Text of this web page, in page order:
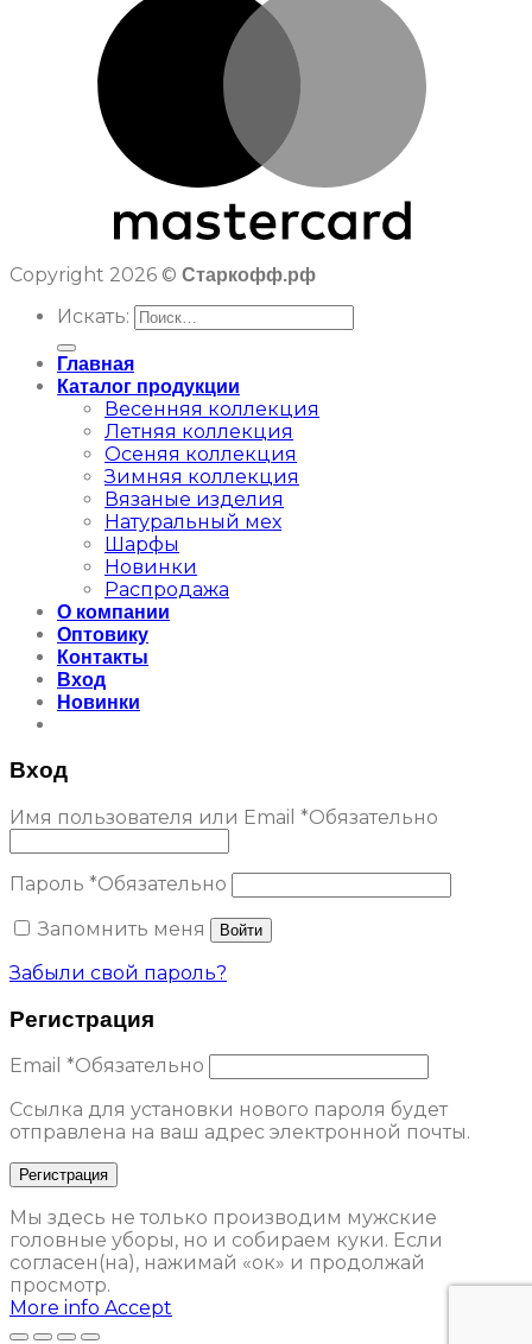
Copyright 2026 © Старкофф.рф
Искать:
Главная
Каталог продукции
Весенняя коллекция
Летняя коллекция
Осеняя коллекция
Зимняя коллекция
Вязаные изделия
Натуральный мех
Шарфы
Новинки
Распродажа
О компании
Оптовику
Контакты
Вход
Новинки
Вход
Имя пользователя или Email *Обязательно
Пароль *Обязательно
Запомнить меня
Войти
Забыли свой пароль?
Регистрация
Email *Обязательно
Ссылка для установки нового пароля будет
отправлена ​​на ваш адрес электронной почты.
Регистрация
Мы здесь не только производим мужские
головные уборы, но и собираем куки. Если
согласен(на), нажимай «ок» и продолжай
просмотр.
More info Accept